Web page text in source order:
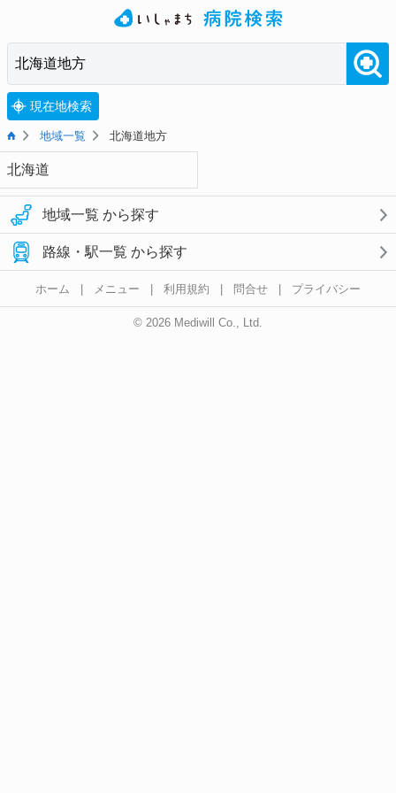
現在地検索
地域一覧 北海道地方
北海道
地域一覧 から探す
路線・駅一覧 から探す
ホーム | メニュー | 利用規約 | 問合せ | プライバシー
© 2026 Mediwill Co., Ltd.